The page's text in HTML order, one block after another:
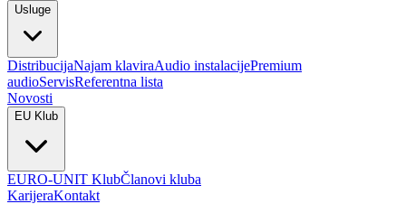
Usluge
DistribucijaNajam klaviraAudio instalacijePremium
audioServisReferentna lista
Novosti
EU Klub
EURO-UNIT KlubČlanovi kluba
KarijeraKontakt